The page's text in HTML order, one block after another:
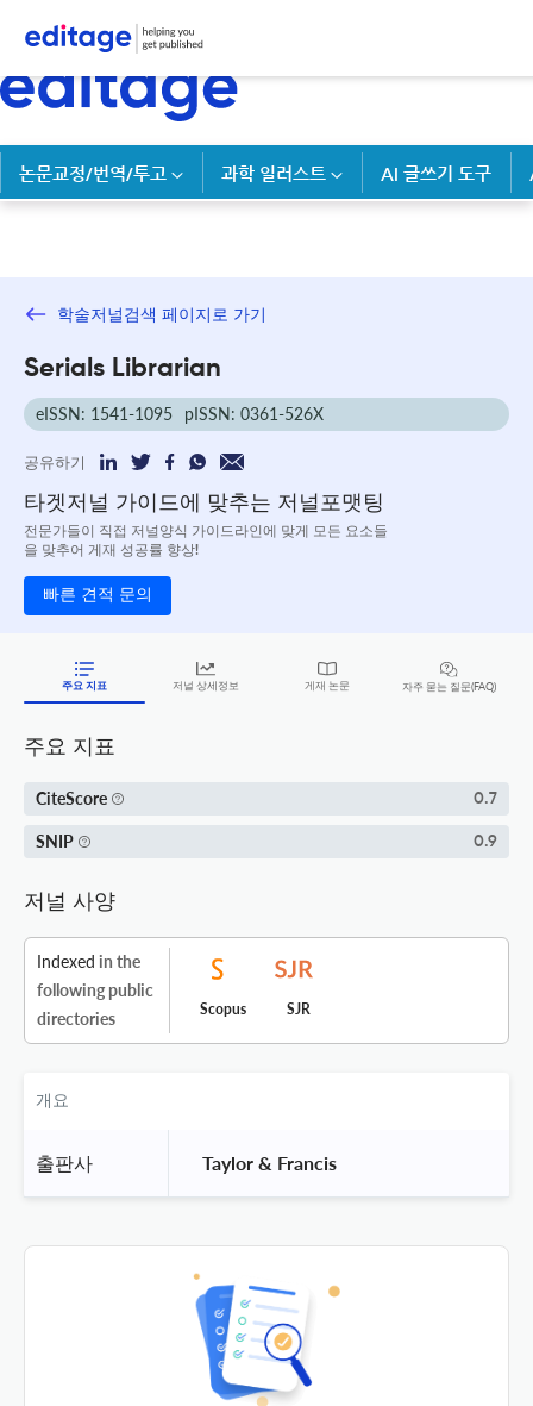
논문교정/번역/투고 과학 일러스트 AI 글쓰기 도구
학술저널검색 페이지로 가기
Serials Librarian
eISSN: 1541-1095 pISSN: 0361-526X
공유하기
타겟저널 가이드에 맞추는 저널포맷팅
전문가들이 직접 저널양식 가이드라인에 맞게 모든 요소들
을 맞추어 게재 성공률 향상!
빠른 견적 문의
주요 지표 저널 상세정보 게재 논문 자주 묻는 질문(FAQ)
주요 지표
CiteScore 0.7
SNIP 0.9
저널 사양
Indexed in the
following public
directories
Scopus SJR
개요
출판사 Taylor & Francis